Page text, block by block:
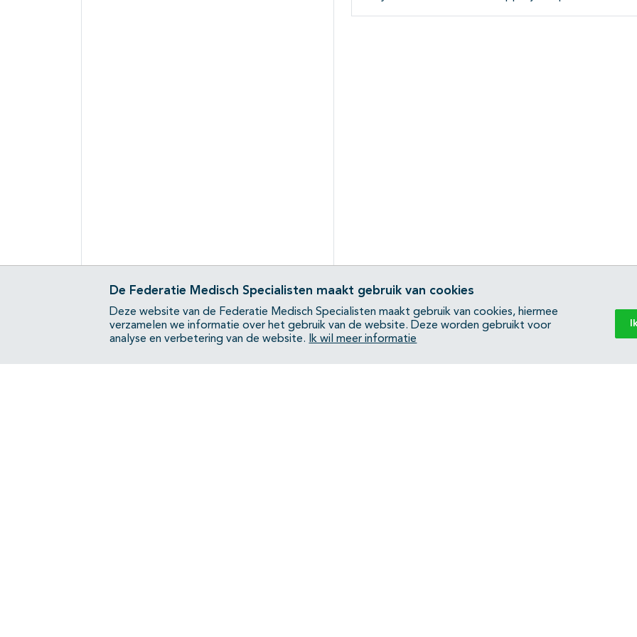
De Federatie Medisch Specialisten maakt gebruik van cookies
Deze website van de Federatie Medisch Specialisten maakt gebruik van cookies, hiermee
verzamelen we informatie over het gebruik van de website. Deze worden gebruikt voor
analyse en verbetering van de website.
Ik wil meer informatie